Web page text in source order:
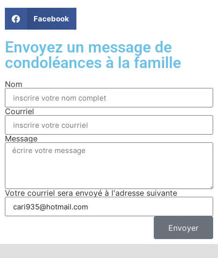
Facebook
Envoyez un message de
condoléances à la famille
Nom
Courriel
Message
Votre courriel sera envoyé à l'adresse suivante
Envoyer